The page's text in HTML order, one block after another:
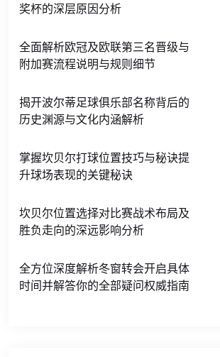
奖杯的深层原因分析
全面解析欧冠及欧联第三名晋级与
附加赛流程说明与规则细节
揭开波尔蒂足球俱乐部名称背后的
历史渊源与文化内涵解析
掌握坎贝尔打球位置技巧与秘诀提
升球场表现的关键秘诀
坎贝尔位置选择对比赛战术布局及
胜负走向的深远影响分析
全方位深度解析冬窗转会开启具体
时间并解答你的全部疑问权威指南